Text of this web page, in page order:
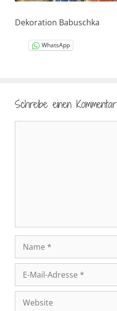
Dekoration Babuschka
WhatsApp
Schreibe einen Kommentar
Mail-
Adresse
Website